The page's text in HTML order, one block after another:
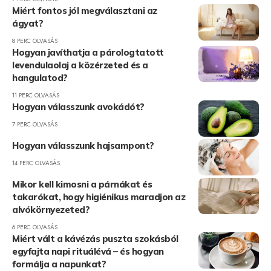
Miért fontos jól megválasztani az
ágyat?
8 PERC OLVASÁS
Hogyan javíthatja a párologtatott
levendulaolaj a közérzeted és a
hangulatod?
11 PERC OLVASÁS
Hogyan válasszunk avokádót?
7 PERC OLVASÁS
Hogyan válasszunk hajsampont?
14 PERC OLVASÁS
Mikor kell kimosni a párnákat és
takarókat, hogy higiénikus maradjon az
alvókörnyezeted?
6 PERC OLVASÁS
Miért vált a kávézás puszta szokásból
egyfajta napi rituálévá – és hogyan
formálja a napunkat?